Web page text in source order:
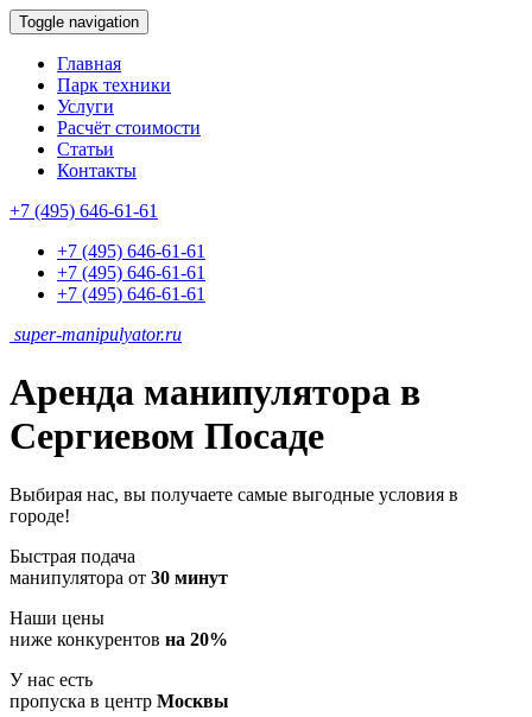
Toggle navigation
Главная
Парк техники
Услуги
Расчёт стоимости
Статьи
Контакты
+7 (495) 646-61-61
+7 (495) 646-61-61
+7 (495) 646-61-61
+7 (495) 646-61-61
super-manipulyator.ru
Аренда манипулятора в
Сергиевом Посаде
Выбирая нас, вы получаете самые выгодные условия в
городе!
Быстрая подача
манипулятора от 30 минут
Наши цены
ниже конкурентов на 20%
У нас есть
пропуска в центр Москвы